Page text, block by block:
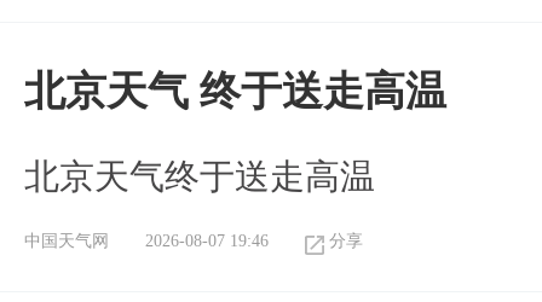
北京天气 终于送走高温
北京天气终于送走高温
中国天气网 2026-08-07 19:46 分享